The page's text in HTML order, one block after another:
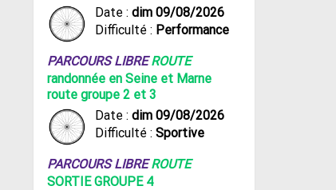
Date : dim 09/08/2026
Difficulté : Performance
PARCOURS LIBREROUTE
randonnée en Seine et Marne
route groupe 2 et 3
Date : dim 09/08/2026
Difficulté : Sportive
PARCOURS LIBREROUTE
SORTIE GROUPE 4